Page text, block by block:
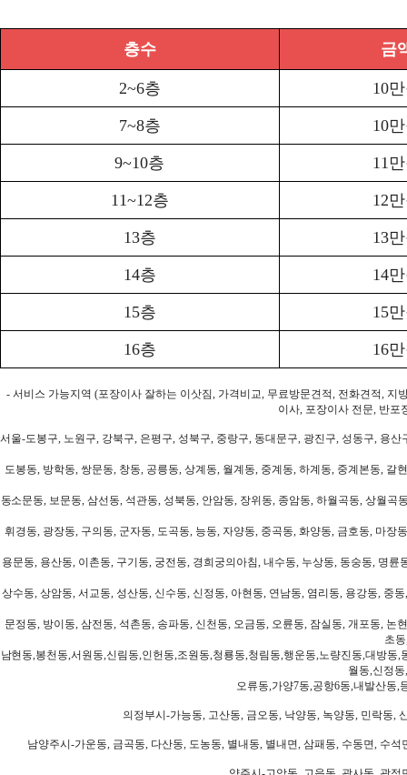
층수 금
2~6층 10
7~8층 10
9~10층 11
11~12층 12
13층 13
14층 14
15층 15
16층 16
- 서비스 가능지역 (포장이사 잘하는 이삿짐, 가격비교, 무료방문견적, 전화견적,
이사, 포장이사 전문, 반포
서울-도봉구, 노원구, 강북구, 은평구, 성북구, 중랑구, 동대문구, 광진구, 성동구, 용
도봉동, 방학동, 쌍문동, 창동, 공릉동, 상계동, 월계동, 중계동, 하계동, 중계본동,
동소문동, 보문동, 삼선동, 석관동, 성북동, 안암동, 장위동, 종암동, 하월곡동, 상월
휘경동, 광장동, 구의동, 군자동, 도곡동, 능동, 자양동, 중곡동, 화양동, 금호동, 마
용문동, 용산동, 이촌동, 구기동, 궁전동, 경희궁의아침, 내수동, 누상동, 동숭동, 명
상수동, 상암동, 서교동, 성산동, 신수동, 신정동, 아현동, 연남동, 염리동, 용강동, 중
문정동, 방이동, 삼전동, 석촌동, 송파동, 신천동, 오금동, 오륜동, 잠실동, 개포동,
초
남현동,봉천동,서원동,신림동,인헌동,조원동,청룡동,청림동,행운동,노량진동,대방
월동,신정
오류동,가양7동,공항6동,내발산동,
의정부시-가능동, 고산동, 금오동, 낙양동, 녹양동, 민락동,
남양주시-가운동, 금곡동, 다산동, 도농동, 별내동, 별내면, 삼패동, 수동면, 수